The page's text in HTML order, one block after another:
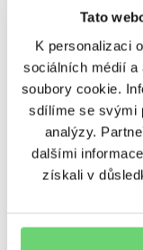
Tato
K personalizaci
sociálních médií a
soubory cookie.
sdílíme se svými
analýzy.
dalšími
získali v
Další témata
BeTy
Podcasty
Rizika